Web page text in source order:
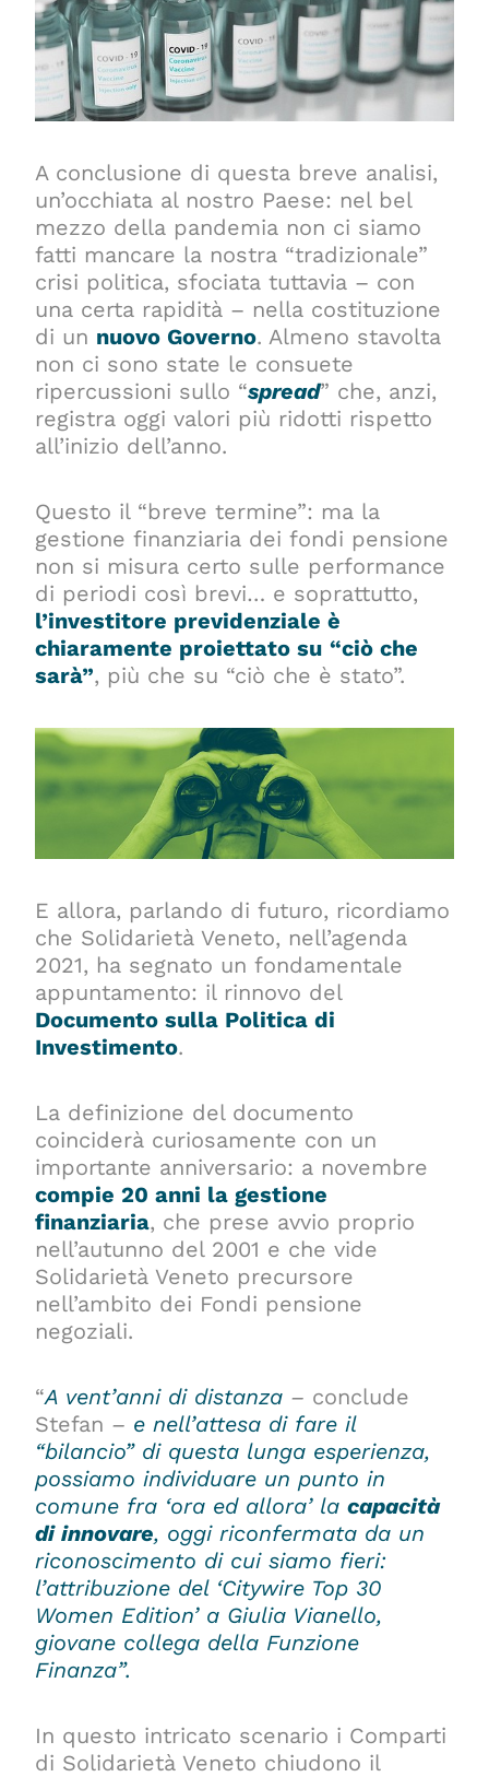
A conclusione di questa breve analisi,
un’occhiata al nostro Paese: nel bel
mezzo della pandemia non ci siamo
fatti mancare la nostra “tradizionale”
crisi politica, sfociata tuttavia – con
una certa rapidità – nella costituzione
di un nuovo Governo. Almeno stavolta
non ci sono state le consuete
ripercussioni sullo “spread” che, anzi,
registra oggi valori più ridotti rispetto
all’inizio dell’anno.
Questo il “breve termine”: ma la
gestione finanziaria dei fondi pensione
non si misura certo sulle performance
di periodi così brevi… e soprattutto,
l’investitore previdenziale è
chiaramente proiettato su “ciò che
sarà”, più che su “ciò che è stato”.
E allora, parlando di futuro, ricordiamo
che Solidarietà Veneto, nell’agenda
2021, ha segnato un fondamentale
appuntamento: il rinnovo del
Documento sulla Politica di
Investimento.
La definizione del documento
coinciderà curiosamente con un
importante anniversario: a novembre
compie 20 anni la gestione
finanziaria, che prese avvio proprio
nell’autunno del 2001 e che vide
Solidarietà Veneto precursore
nell’ambito dei Fondi pensione
negoziali.
“A vent’anni di distanza – conclude
Stefan – e nell’attesa di fare il
“bilancio” di questa lunga esperienza,
possiamo individuare un punto in
comune fra ‘ora ed allora’ lacapacità
di innovare, oggi riconfermata da un
riconoscimento di cui siamo fieri:
l’attribuzione del ‘Citywire Top 30
Women Edition’ a Giulia Vianello,
giovane collega della Funzione
Finanza”.
In questo intricato scenario i Comparti
di Solidarietà Veneto chiudono il